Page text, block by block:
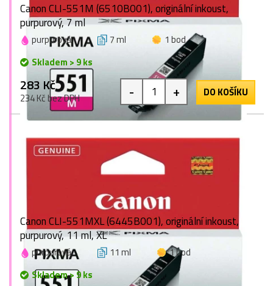
Canon CLI-551M (6510B001), originální inkoust,
purpurový, 7 ml
purpurová 7 ml
1 bod
Skladem > 9 ks
283 Kč
234 Kč bez DPH - + DO KOŠÍKU
Canon CLI-551MXL (6445B001), originální inkoust,
purpurový, 11 ml, XL
purpurová 11 ml
1 bod
Skladem > 9 ks